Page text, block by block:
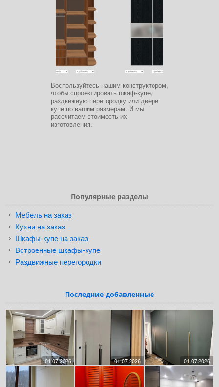
Воспользуйтесь нашим конструктором,
чтобы спроектировать шкаф-купе,
раздвижную перегородку или двери
купе по вашим размерам. И мы
рассчитаем стоимость их
изготовления.
Популярные разделы
Мебель на заказ
Кухни на заказ
Шкафы-купе на заказ
Встроенные шкафы-купе
Раздвижные перегородки
Последние добавленные
01.07.2026 01.07.2026 01.07.2026